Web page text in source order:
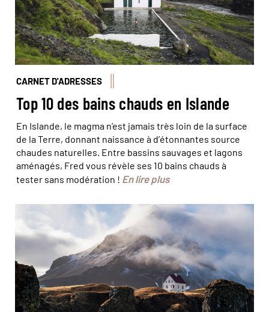
CARNET D'ADRESSES
Top 10 des bains chauds en Islande
En Islande, le magma n’est jamais très loin de la surface
de la Terre, donnant naissance à d’étonnantes source
chaudes naturelles. Entre bassins sauvages et lagons
aménagés, Fred vous révèle ses 10 bains chauds à
tester sans modération ! En lire plus
© Michalis Palis/stock adobe